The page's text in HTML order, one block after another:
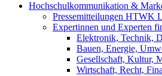
Hochschulkommunikation &
Pressemitteilungen HTWK
Expertinnen und Experten
Elektronik, Technik,
Bauen, Energie,
Gesellschaft, Kultur,
Wirtschaft, Recht,